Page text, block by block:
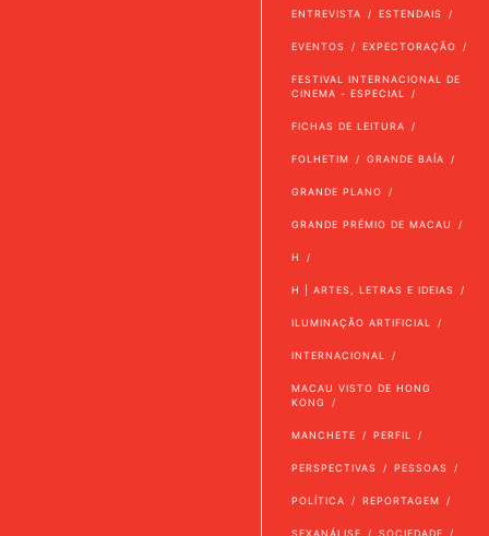
ENTREVISTA ESTENDAIS
EVENTOS EXPECTORAÇÃO
FESTIVAL INTERNACIONAL DE
CINEMA - ESPECIAL
FICHAS DE LEITURA
FOLHETIM GRANDE BAÍA
GRANDE PLANO
GRANDE PRÉMIO DE MACAU
H
H | ARTES, LETRAS E IDEIAS
ILUMINAÇÃO ARTIFICIAL
INTERNACIONAL
MACAU VISTO DE HONG
KONG
MANCHETE PERFIL
PERSPECTIVAS PESSOAS
POLÍTICA REPORTAGEM
SEXANÁLISE SOCIEDADE